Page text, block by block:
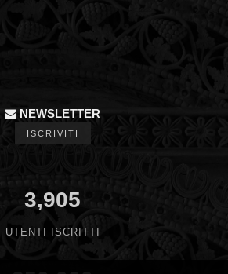
NEWSLETTER
ISCRIVITI
3,905
UTENTI ISCRITTI